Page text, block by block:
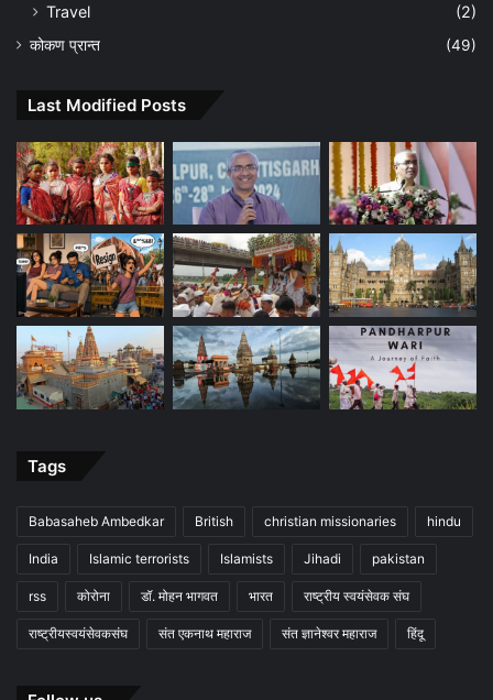
Travel
(2)
कोकण प्रान्त (49)
Last Modified Posts
Tags
Babasaheb Ambedkar British christian missionaries hindu
India Islamic terrorists Islamists Jihadi pakistan
rss कोरोना डॉ. मोहन भागवत भारत राष्ट्रीय स्वयंसेवक संघ
राष्ट्रीयस्वयंसेवकसंघ संत एकनाथ महाराज संत ज्ञानेश्वर महाराज हिंदू